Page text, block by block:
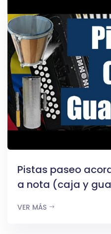
Pistas paseo
a nota (caja y
VER MÁS